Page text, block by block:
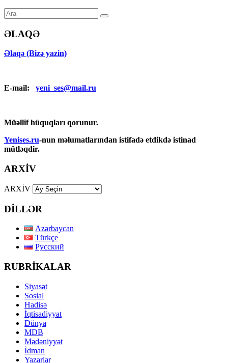
ƏLAQƏ
Əlaqə (Bizə yazin)
E-mail: yeni_ses@mail.ru
Müəllif hüquqları qorunur.
Yenises.ru-nun məlumatlarından istifadə etdikdə istinad
mütləqdir.
ARXİV
ARXİV
DİLLƏR
Azərbaycan
Türkçe
Русский
RUBRİKALAR
Siyasət
Sosial
Hadisə
İqtisadiyyat
Dünya
MDB
Mədəniyyət
İdman
Yazarlar